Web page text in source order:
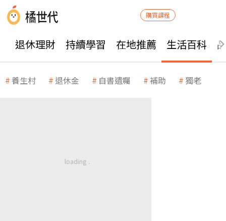
購買課程
退休理財 持續學習 在地推薦 生活百科
養生村 退休金 自書遺囑 補助 獨老